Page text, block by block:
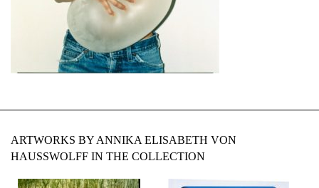
ARTWORKS BY ANNIKA ELISABETH VON
HAUSSWOLFF IN THE COLLECTION